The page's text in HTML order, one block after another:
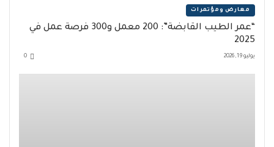
معارض ومؤتمرات
“عمر الطيب القابضة”: 200 معمل و300 فرصة عمل في
2025
يوليو 19, 2026 0